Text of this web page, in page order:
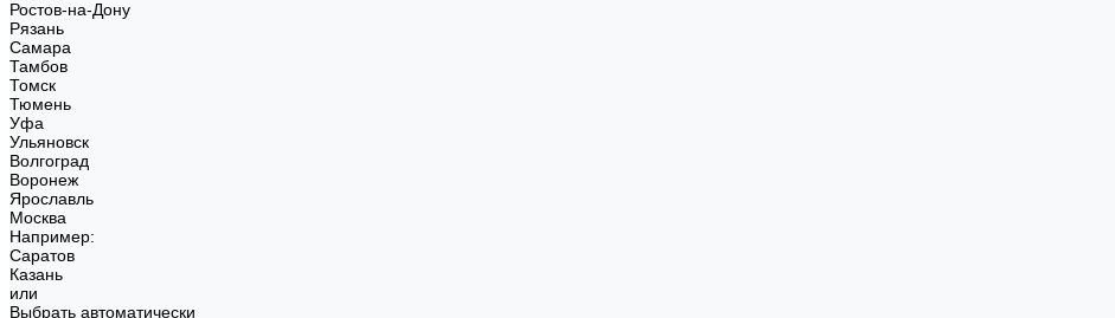
Ростов-на-Дону
Рязань
Самара
Тамбов
Томск
Тюмень
Уфа
Ульяновск
Волгоград
Воронеж
Ярославль
Москва
Например:
Саратов
Казань
или
Выбрать автоматически